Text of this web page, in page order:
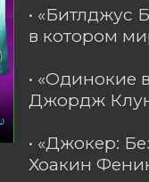
• «Битлджус
в котором
• «Одинокие
Джордж
• «Джокер:
Хоакин